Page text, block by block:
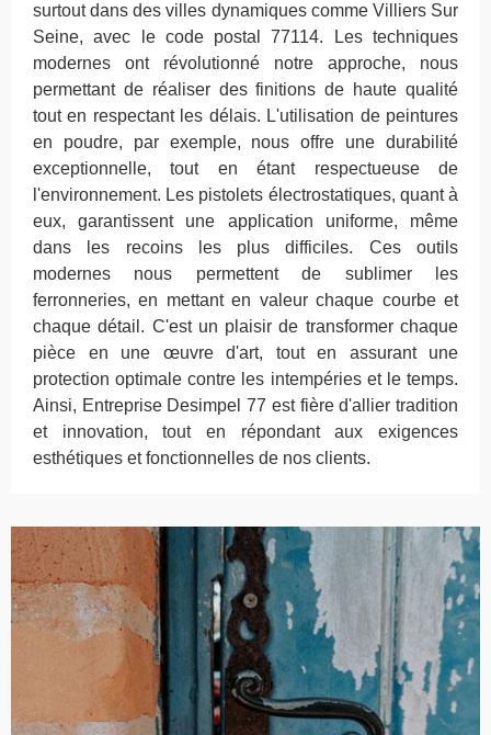
surtout dans des villes dynamiques comme Villiers Sur
Seine, avec le code postal 77114. Les techniques
modernes ont révolutionné notre approche, nous
permettant de réaliser des finitions de haute qualité
tout en respectant les délais. L'utilisation de peintures
en poudre, par exemple, nous offre une durabilité
exceptionnelle, tout en étant respectueuse de
l'environnement. Les pistolets électrostatiques, quant à
eux, garantissent une application uniforme, même
dans les recoins les plus difficiles. Ces outils
modernes nous permettent de sublimer les
ferronneries, en mettant en valeur chaque courbe et
chaque détail. C'est un plaisir de transformer chaque
pièce en une œuvre d'art, tout en assurant une
protection optimale contre les intempéries et le temps.
Ainsi, Entreprise Desimpel 77 est fière d'allier tradition
et innovation, tout en répondant aux exigences
esthétiques et fonctionnelles de nos clients.